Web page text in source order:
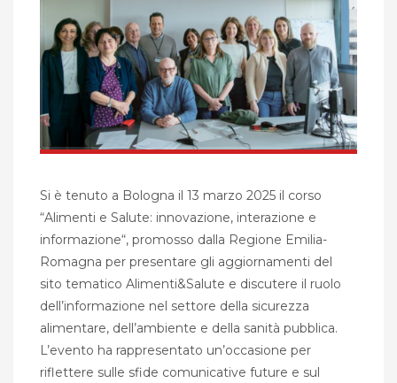
Si è tenuto a Bologna il 13 marzo 2025 il corso
“Alimenti e Salute: innovazione, interazione e
informazione“, promosso dalla Regione Emilia-
Romagna per presentare gli aggiornamenti del
sito tematico Alimenti&Salute e discutere il ruolo
dell’informazione nel settore della sicurezza
alimentare, dell’ambiente e della sanità pubblica.
L’evento ha rappresentato un’occasione per
riflettere sulle sfide comunicative future e sul